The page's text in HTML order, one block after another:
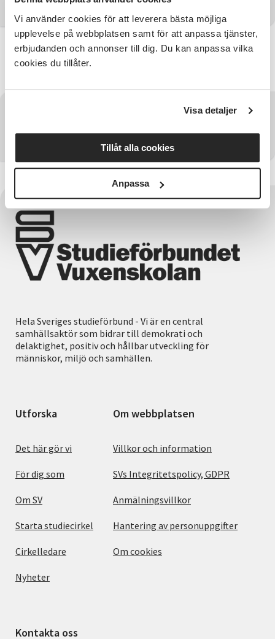
Vi använder cookies för att leverera bästa möjliga
upplevelse på webbplatsen samt för att anpassa tjänster,
erbjudanden och annonser till dig. Du kan anpassa vilka
cookies du tillåter.
Visa detaljer
Tillåt alla cookies
Anpassa
Information
Hela Sveriges studieförbund - Vi är en central
samhällsaktör som bidrar till demokrati och
delaktighet, positiv och hållbar utveckling för
människor, miljö och samhällen.
Utforska
Det här gör vi
För dig som
Om SV
Starta studiecirkel
Cirkelledare
Nyheter
Om webbplatsen
Villkor och information
SVs Integritetspolicy, GDPR
Anmälningsvillkor
Hantering av personuppgifter
Om cookies
Kontakta oss